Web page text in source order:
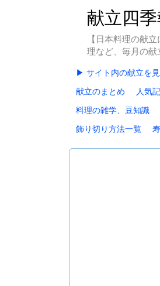
献立四
【日本料理の献
理など、毎月の献
▶ サイト内の献立を
献立のまとめ
人気
料理の雑学、豆知識
飾り切り方法一覧